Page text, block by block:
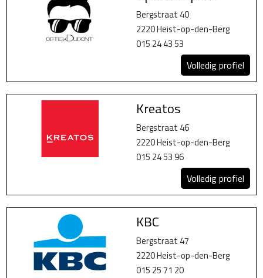
Bergstraat 40
2220 Heist-op-den-Berg
015 24 43 53
Volledig profiel
Kreatos
Bergstraat 46
2220 Heist-op-den-Berg
015 24 53 96
Volledig profiel
KBC
Bergstraat 47
2220 Heist-op-den-Berg
015 25 71 20